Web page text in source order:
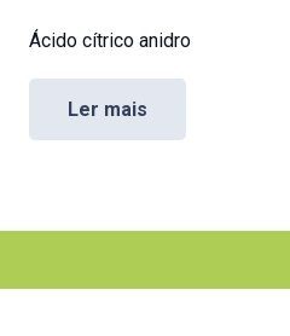
Ácido cítrico anidro
Ler mais